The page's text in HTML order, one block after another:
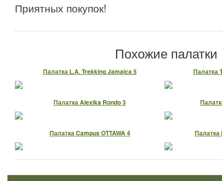
Приятных покупок!
Похожие палатки
Палатка L.A. Trekking Jamaica 5 Палатка
Палатка Alexika Rondo 3
Палатка Campus OTTAWA 4 Палатка